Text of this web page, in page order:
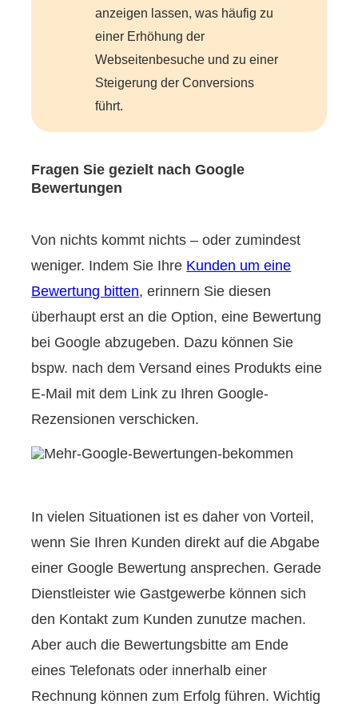
anzeigen lassen, was häufig zu
einer Erhöhung der
Webseitenbesuche und zu einer
Steigerung der Conversions
führt.
Fragen Sie gezielt nach Google
Bewertungen
Von nichts kommt nichts – oder zumindest
weniger. Indem Sie Ihre Kunden um eine
Bewertung bitten, erinnern Sie diesen
überhaupt erst an die Option, eine Bewertung
bei Google abzugeben. Dazu können Sie
bspw. nach dem Versand eines Produkts eine
E-Mail mit dem Link zu Ihren Google-
Rezensionen verschicken.
In vielen Situationen ist es daher von Vorteil,
wenn Sie Ihren Kunden direkt auf die Abgabe
einer Google Bewertung ansprechen. Gerade
Dienstleister wie Gastgewerbe können sich
den Kontakt zum Kunden zunutze machen.
Aber auch die Bewertungsbitte am Ende
eines Telefonats oder innerhalb einer
Rechnung können zum Erfolg führen. Wichtig